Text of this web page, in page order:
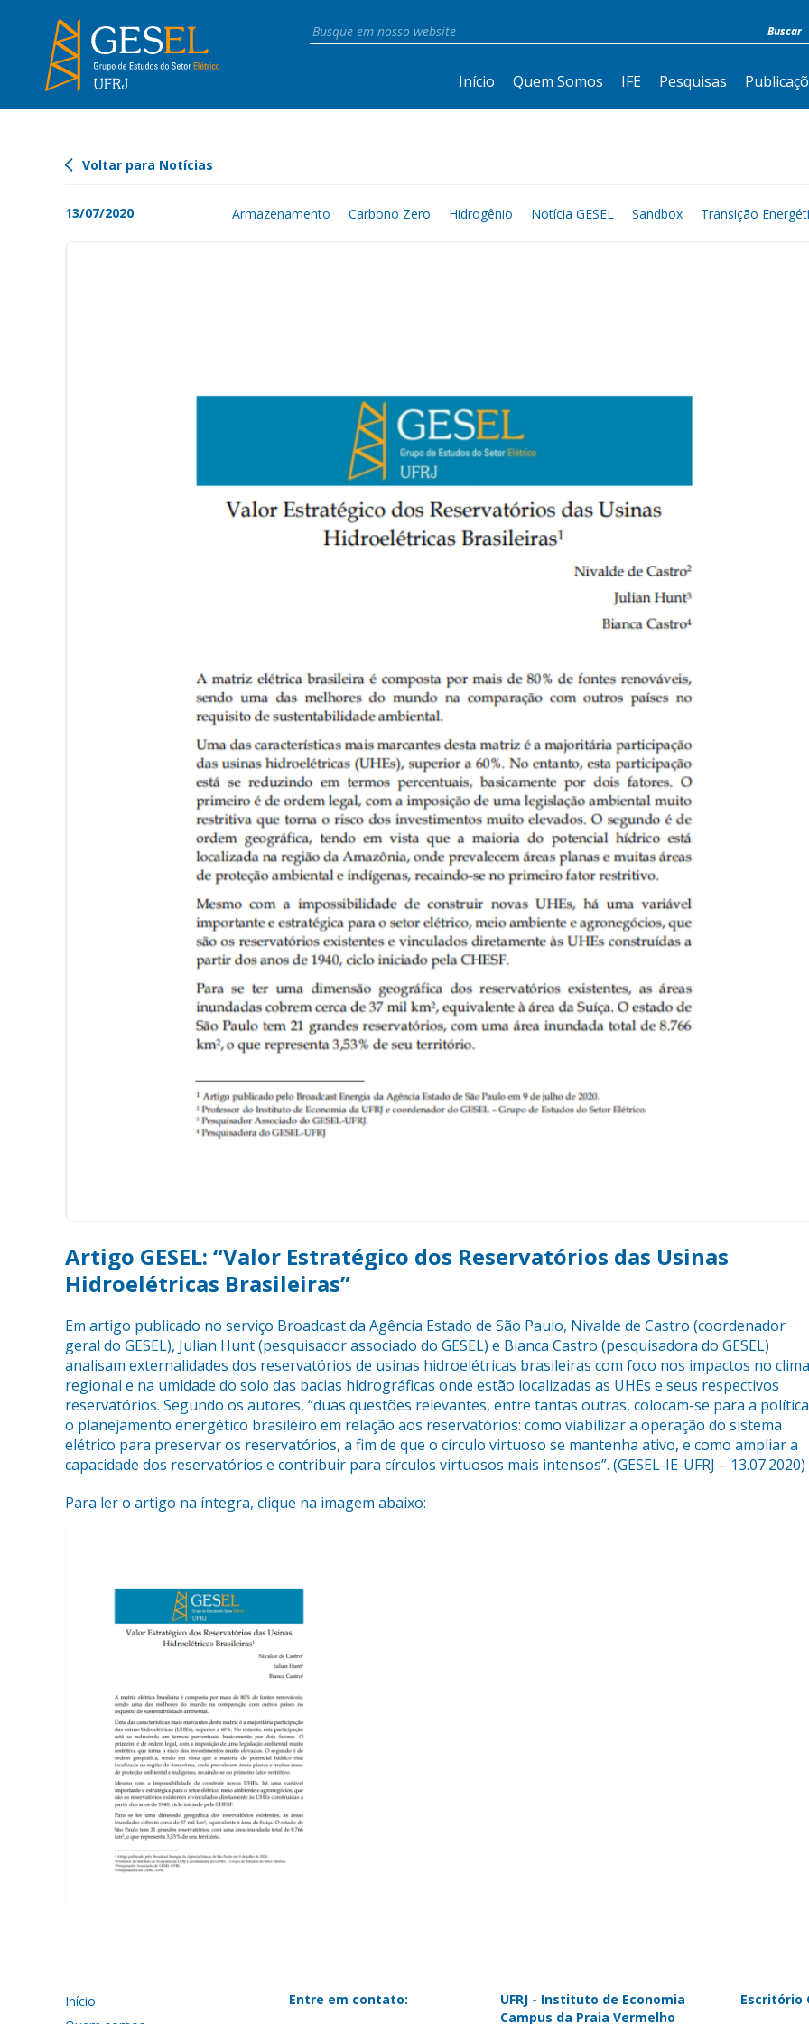
Início Quem Somos IFE Pesquisas
Voltar para Notícias
13/07/2020 Armazenamento Carbono Zero Hidrogênio Notícia GESEL Sandbox Transição
Artigo GESEL: “Valor Estratégico dos Reservatórios das Usinas
Hidroelétricas Brasileiras”
Em artigo publicado no serviço Broadcast da Agência Estado de São Paulo, Nivalde de Castro (coordenador
geral do GESEL), Julian Hunt (pesquisador associado do GESEL) e Bianca Castro (pesquisadora do GESEL)
analisam externalidades dos reservatórios de usinas hidroelétricas brasileiras com foco nos impactos no clima
regional e na umidade do solo das bacias hidrográficas onde estão localizadas as UHEs e seus respectivos
reservatórios. Segundo os autores, “duas questões relevantes, entre tantas outras, colocam-se para a
o planejamento energético brasileiro em relação aos reservatórios: como viabilizar a operação do sistema
elétrico para preservar os reservatórios, a fim de que o círculo virtuoso se mantenha ativo, e como ampliar a
capacidade dos reservatórios e contribuir para círculos virtuosos mais intensos”. (GESEL-IE-UFRJ – 13.07.2020)
Para ler o artigo na íntegra, clique na imagem abaixo:
Início
Entre em contato:
UFRJ - Instituto de Economia
Campus da Praia Vermelho
Escritório